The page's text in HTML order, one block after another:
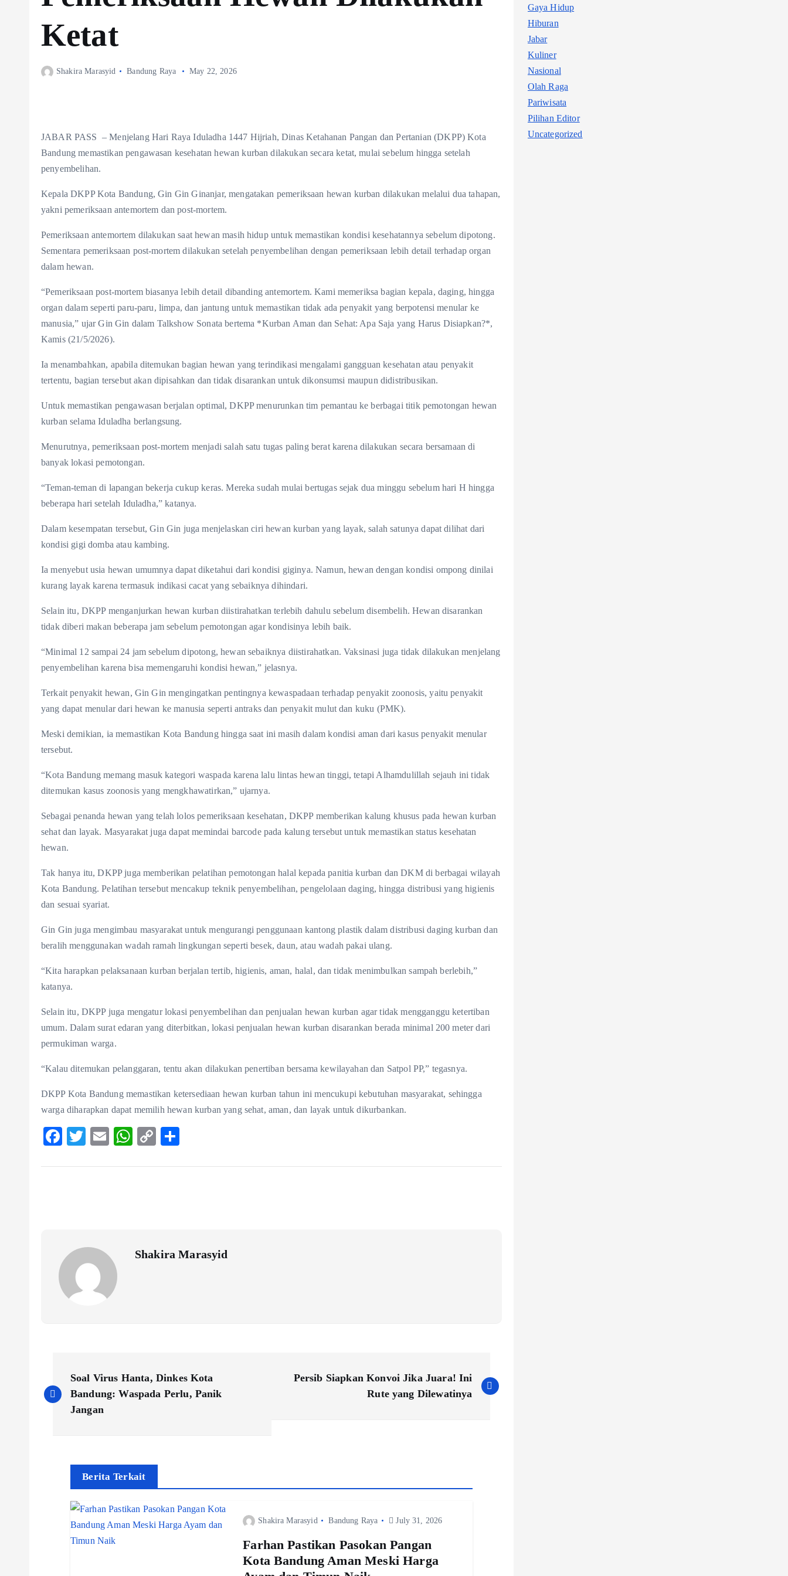
Ketat
Shakira Marasyid Bandung Raya May 22, 2026
JABAR PASS – Menjelang Hari Raya Iduladha 1447 Hijriah, Dinas Ketahanan Pangan dan Pertanian (DKPP) Kota
Bandung memastikan pengawasan kesehatan hewan kurban dilakukan secara ketat, mulai sebelum hingga setelah
penyembelihan.
Kepala DKPP Kota Bandung, Gin Gin Ginanjar, mengatakan pemeriksaan hewan kurban dilakukan melalui dua tahapan,
yakni pemeriksaan antemortem dan post-mortem.
Pemeriksaan antemortem dilakukan saat hewan masih hidup untuk memastikan kondisi kesehatannya sebelum dipotong.
Sementara pemeriksaan post-mortem dilakukan setelah penyembelihan dengan pemeriksaan lebih detail terhadap organ
dalam hewan.
“Pemeriksaan post-mortem biasanya lebih detail dibanding antemortem. Kami memeriksa bagian kepala, daging, hingga
organ dalam seperti paru-paru, limpa, dan jantung untuk memastikan tidak ada penyakit yang berpotensi menular ke
manusia,” ujar Gin Gin dalam Talkshow Sonata bertema *Kurban Aman dan Sehat: Apa Saja yang Harus Disiapkan?*,
Kamis (21/5/2026).
Ia menambahkan, apabila ditemukan bagian hewan yang terindikasi mengalami gangguan kesehatan atau penyakit
tertentu, bagian tersebut akan dipisahkan dan tidak disarankan untuk dikonsumsi maupun didistribusikan.
Untuk memastikan pengawasan berjalan optimal, DKPP menurunkan tim pemantau ke berbagai titik pemotongan hewan
kurban selama Iduladha berlangsung.
Menurutnya, pemeriksaan post-mortem menjadi salah satu tugas paling berat karena dilakukan secara bersamaan di
banyak lokasi pemotongan.
“Teman-teman di lapangan bekerja cukup keras. Mereka sudah mulai bertugas sejak dua minggu sebelum hari H hingga
beberapa hari setelah Iduladha,” katanya.
Dalam kesempatan tersebut, Gin Gin juga menjelaskan ciri hewan kurban yang layak, salah satunya dapat dilihat dari
kondisi gigi domba atau kambing.
Ia menyebut usia hewan umumnya dapat diketahui dari kondisi giginya. Namun, hewan dengan kondisi ompong dinilai
kurang layak karena termasuk indikasi cacat yang sebaiknya dihindari.
Selain itu, DKPP menganjurkan hewan kurban diistirahatkan terlebih dahulu sebelum disembelih. Hewan disarankan
tidak diberi makan beberapa jam sebelum pemotongan agar kondisinya lebih baik.
“Minimal 12 sampai 24 jam sebelum dipotong, hewan sebaiknya diistirahatkan. Vaksinasi juga tidak dilakukan menjelang
penyembelihan karena bisa memengaruhi kondisi hewan,” jelasnya.
Terkait penyakit hewan, Gin Gin mengingatkan pentingnya kewaspadaan terhadap penyakit zoonosis, yaitu penyakit
yang dapat menular dari hewan ke manusia seperti antraks dan penyakit mulut dan kuku (PMK).
Meski demikian, ia memastikan Kota Bandung hingga saat ini masih dalam kondisi aman dari kasus penyakit menular
tersebut.
“Kota Bandung memang masuk kategori waspada karena lalu lintas hewan tinggi, tetapi Alhamdulillah sejauh ini tidak
ditemukan kasus zoonosis yang mengkhawatirkan,” ujarnya.
Sebagai penanda hewan yang telah lolos pemeriksaan kesehatan, DKPP memberikan kalung khusus pada hewan kurban
sehat dan layak. Masyarakat juga dapat memindai barcode pada kalung tersebut untuk memastikan status kesehatan
hewan.
Tak hanya itu, DKPP juga memberikan pelatihan pemotongan halal kepada panitia kurban dan DKM di berbagai wilayah
Kota Bandung. Pelatihan tersebut mencakup teknik penyembelihan, pengelolaan daging, hingga distribusi yang higienis
dan sesuai syariat.
Gin Gin juga mengimbau masyarakat untuk mengurangi penggunaan kantong plastik dalam distribusi daging kurban dan
beralih menggunakan wadah ramah lingkungan seperti besek, daun, atau wadah pakai ulang.
“Kita harapkan pelaksanaan kurban berjalan tertib, higienis, aman, halal, dan tidak menimbulkan sampah berlebih,”
katanya.
Selain itu, DKPP juga mengatur lokasi penyembelihan dan penjualan hewan kurban agar tidak mengganggu ketertiban
umum. Dalam surat edaran yang diterbitkan, lokasi penjualan hewan kurban disarankan berada minimal 200 meter dari
permukiman warga.
“Kalau ditemukan pelanggaran, tentu akan dilakukan penertiban bersama kewilayahan dan Satpol PP,” tegasnya.
DKPP Kota Bandung memastikan ketersediaan hewan kurban tahun ini mencukupi kebutuhan masyarakat, sehingga
warga diharapkan dapat memilih hewan kurban yang sehat, aman, dan layak untuk dikurbankan.
F
eb
T
itt
E
ai
W
ts
C
p
k
re
Shakira Marasyid
o
Soal Virus Hanta, Dinkes Kota
Bandung: Waspada Perlu, Panik
Jangan
Persib Siapkan Konvoi Jika Juara! Ini
Rute yang Dilewatinya
Berita Terkait
Shakira Marasyid Bandung Raya July 31, 2026
Farhan Pastikan Pasokan Pangan
Kota Bandung Aman Meski Harga
Gaya Hidup
Hiburan
Jabar
Kuliner
Nasional
Olah Raga
Pariwisata
Pilihan Editor
Uncategorized